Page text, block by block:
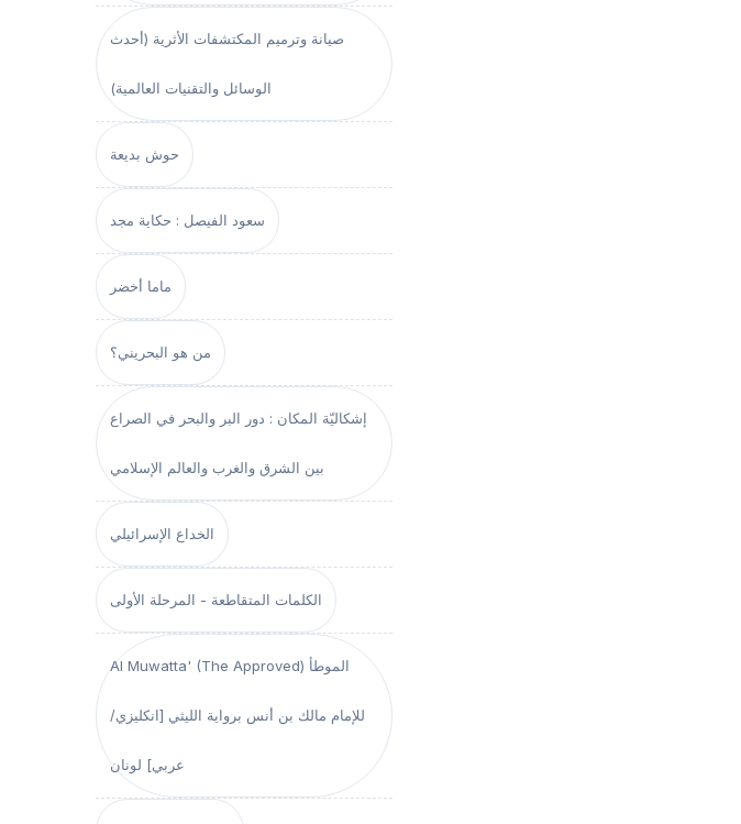
صيانة وترميم المكتشفات الأثرية (أحدث
الوسائل والتقنيات العالمية)
حوش بديعة
سعود الفيصل : حكاية مجد
ماما أخضر
من هو البحريني؟
إشكاليّة المكان : دور البر والبحر في الصراع
بين الشرق والغرب والعالم الإسلامي
الخداع الإسرائيلي
الكلمات المتقاطعة - المرحلة الأولى
Al Muwatta' (The Approved) الموطأ
للإمام مالك بن أنس برواية الليثي [انكليزي/
عربي] لونان